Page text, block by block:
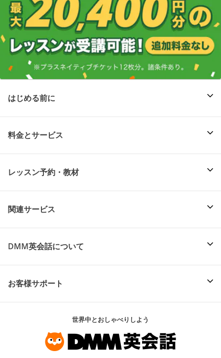
はじめる前に
料金とサービス
レッスン予約・教材
関連サービス
DMM英会話について
お客様サポート
世界中とおしゃべりしよう